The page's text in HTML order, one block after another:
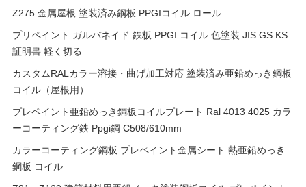
Z275 金属屋根 塗装済み鋼板 PPGIコイル ロール
プリペイント ガルバネイド 鉄板 PPGI コイル 色塗装 JIS GS KS
証明書 軽く切る
カスタムRALカラー溶接・曲げ加工対応 塗装済み亜鉛めっき鋼板
コイル（屋根用）
プレペイント亜鉛めっき鋼板コイルプレート Ral 4013 4025 カラ
ーコーティング鉄 Ppgi鋼 C508/610mm
カラーコーティング鋼板 プレペイント金属シート 熱亜鉛めっき
鋼板 コイル